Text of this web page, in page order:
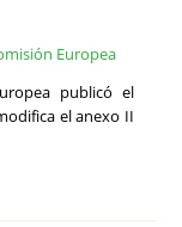
Europea
publicó el
el anexo II